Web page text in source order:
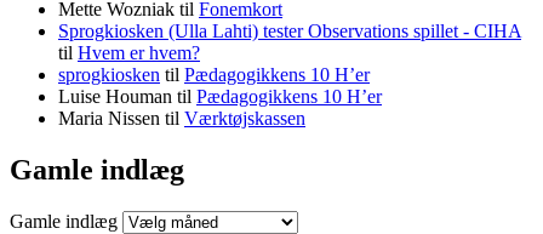
Mette Wozniak til Fonemkort
Sprogkiosken (Ulla Lahti) tester Observations spillet - CIHA
til Hvem er hvem?
sprogkiosken til Pædagogikkens 10 H’er
Luise Houman til Pædagogikkens 10 H’er
Maria Nissen til Værktøjskassen
Gamle indlæg
Gamle indlæg